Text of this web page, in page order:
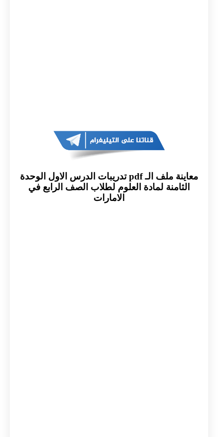
معاينة ملف الـ pdf تدريبات الدرس الاول الوحدة
الثامنة لمادة العلوم لطلاب الصف الرابع في
الامارات